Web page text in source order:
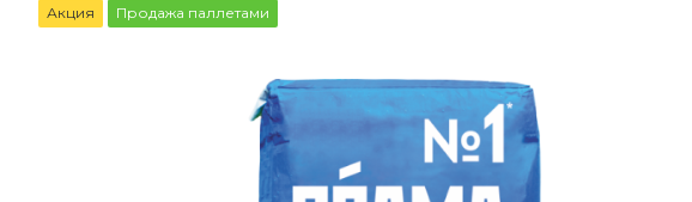
Акция Продажа паллетами